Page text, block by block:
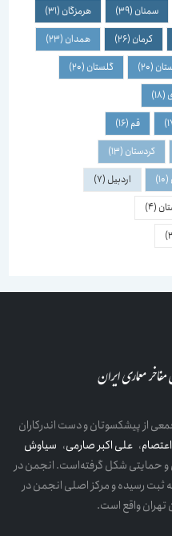
سمنان(39) هرمزگان(31)
کرمان(26) همدان(23)
(20) گلستان(20)
(16)
کردستان(13)
اردبیل(7)
(4)
پیشکسوتان و دست اندرکاران
،علی اکبر صارمی،سیاوش
شکل گرفته‌است. انجمن در
۱۲/۲۵ به شماره ثبت ۱۶۳۹۲ به ثبت رسیده و مرکز اصلی انجمن در
واقع است.